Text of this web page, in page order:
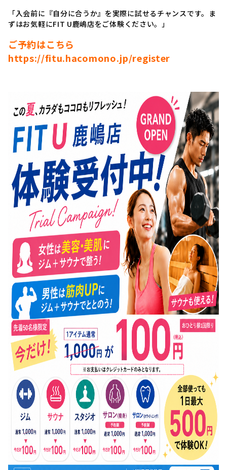
「入会前に『自分に合うか』を実際に試せるチャンスです。ま
ずはお気軽にFIT U鹿嶋店をご体験ください。」
ご予約はこちら
https://fitu.hacomono.jp/register